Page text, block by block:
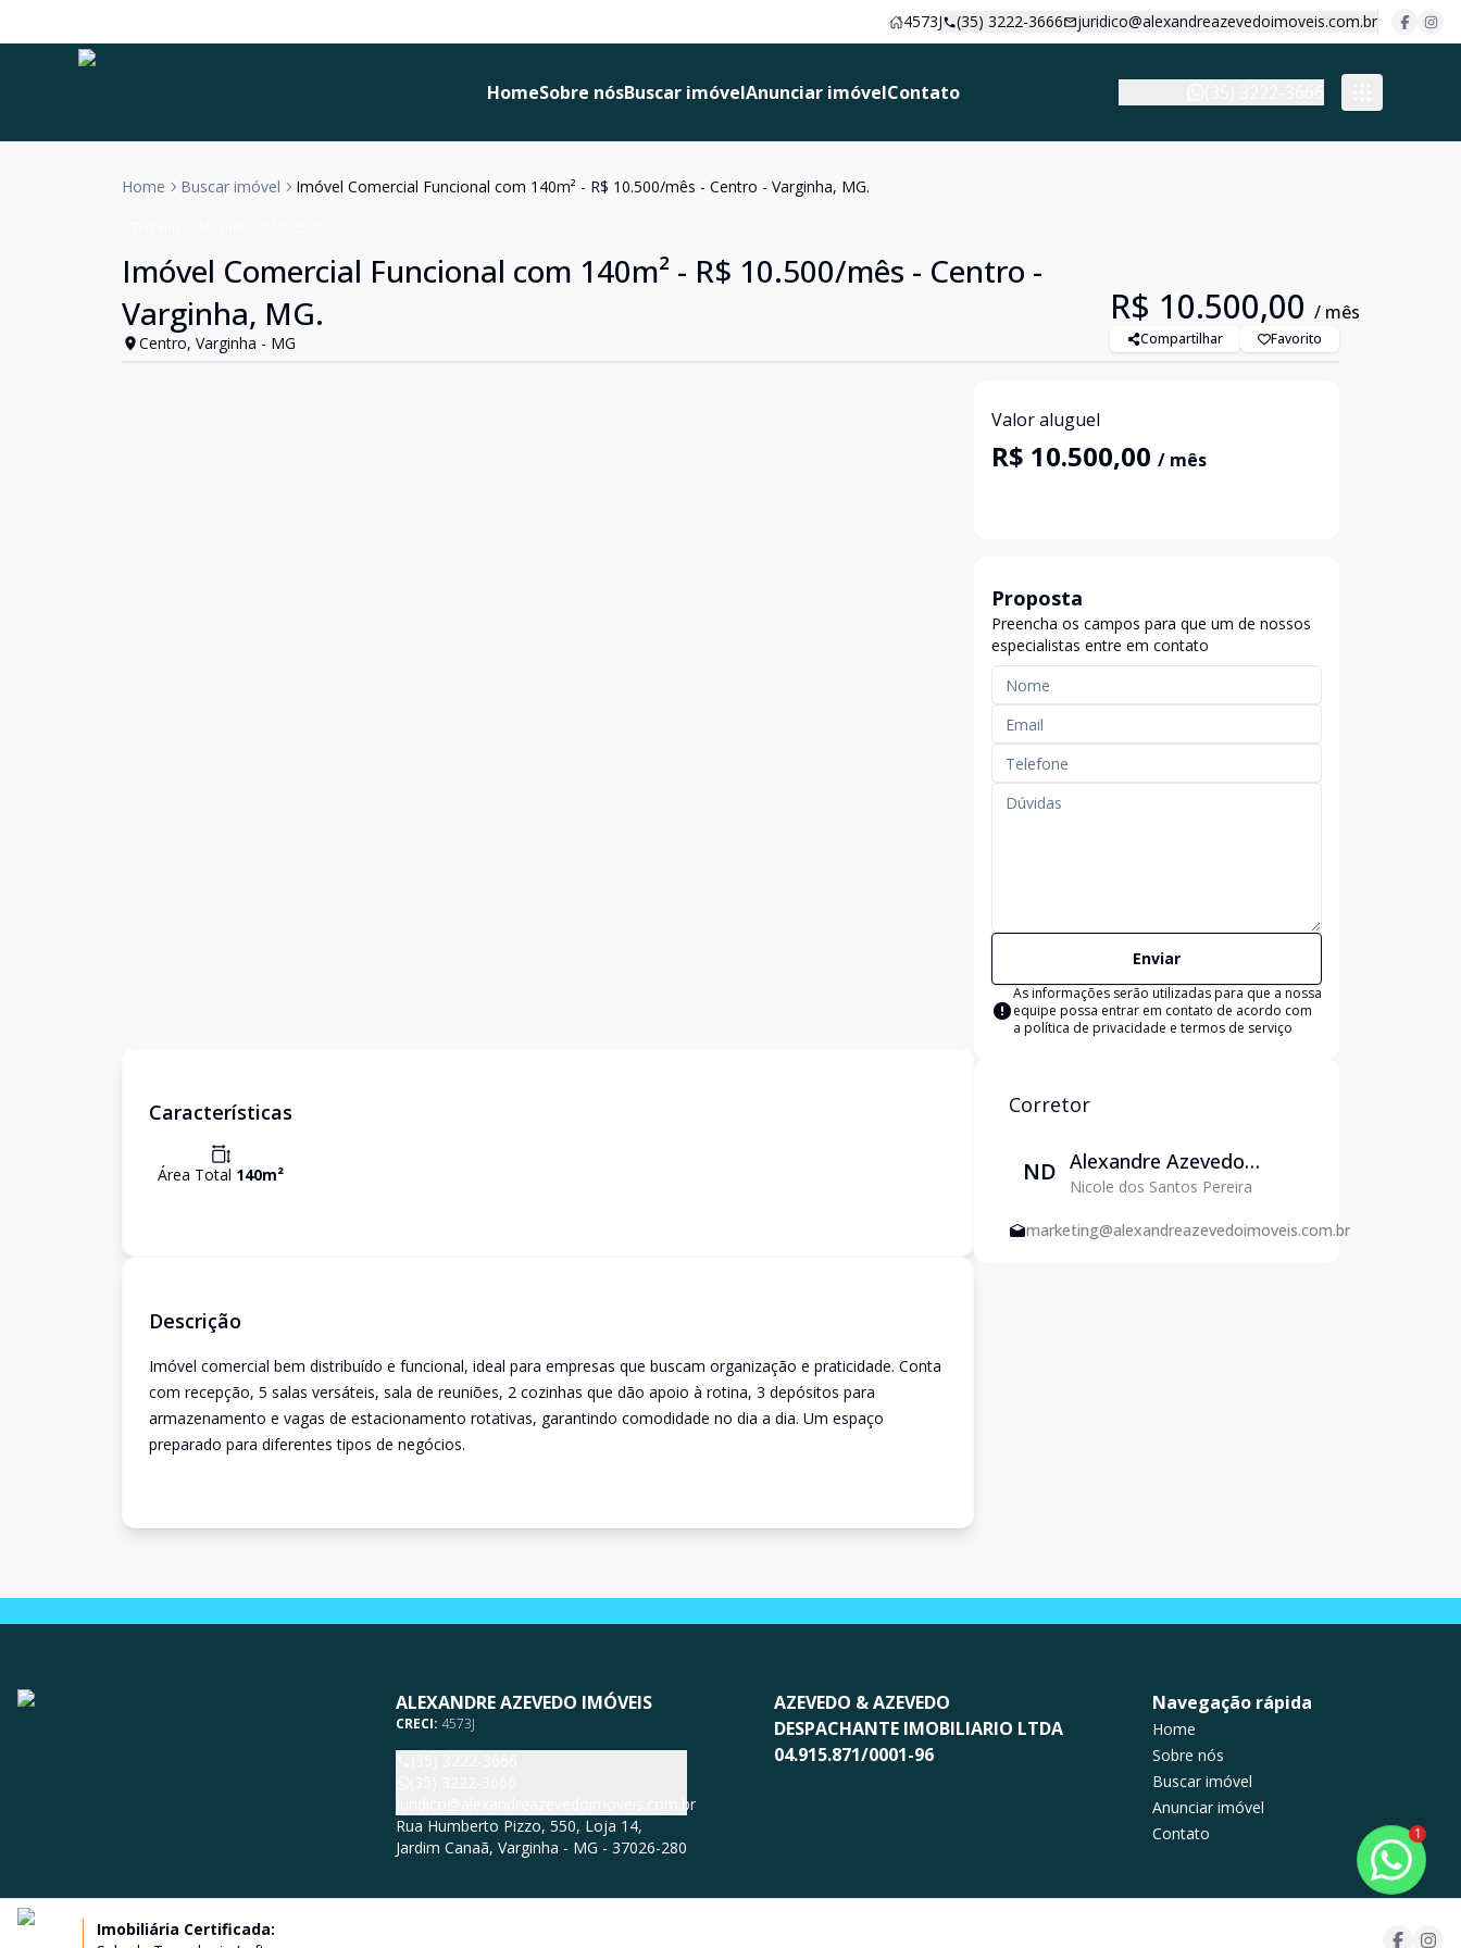
4573J (35) 3222-3666 juridico@alexandreazevedoimoveis.com.br
HomeSobre nósBuscar imóvelAnunciar imóvelContato
Home Buscar imóvel Imóvel Comercial Funcional com 140m² - R$ 10.500/mês - Centro - Varginha, MG.
Imóvel Comercial Funcional com 140m² - R$ 10.500/mês - Centro -
Varginha, MG.
Centro, Varginha - MG
R$ 10.500,00 / mês
Compartilhar Favorito
Características
Área Total 140m²
Descrição
Imóvel comercial bem distribuído e funcional, ideal para empresas que buscam organização e praticidade. Conta
com recepção, 5 salas versáteis, sala de reuniões, 2 cozinhas que dão apoio à rotina, 3 depósitos para
armazenamento e vagas de estacionamento rotativas, garantindo comodidade no dia a dia. Um espaço
preparado para diferentes tipos de negócios.
Valor aluguel
R$ 10.500,00 / mês
Proposta
Preencha os campos para que um de nossos
especialistas entre em contato
Enviar
As informações serão utilizadas para que a nossa
equipe possa entrar em contato de acordo com
a política de privacidade e termos de serviço
Corretor
ND Alexandre Azevedo
Imóveis - Venda e
Locação em Varginha
Nicole dos Santos Pereira
marketing@alexandreazevedoimoveis.com.br
ALEXANDRE AZEVEDO IMÓVEIS
CRECI: 4573J
juridico@alexandreazevedoimoveis.com.br
Rua Humberto Pizzo, 550, Loja 14,
Jardim Canaã, Varginha - MG - 37026-280
AZEVEDO & AZEVEDO
DESPACHANTE IMOBILIARIO LTDA
04.915.871/0001-96
Navegação rápida
Home
Sobre nós
Buscar imóvel
Anunciar imóvel
Contato
Imobiliária Certificada:
1